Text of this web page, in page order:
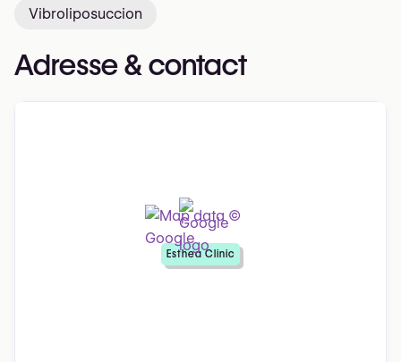
Vibroliposuccion
Adresse & contact
Esthea Clinic